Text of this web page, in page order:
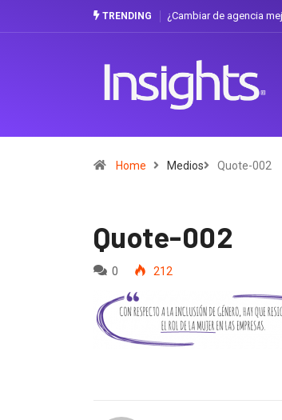
TRENDING ¿Cambiar de agencia
Home Medios Quote-002
Quote-002
0 212